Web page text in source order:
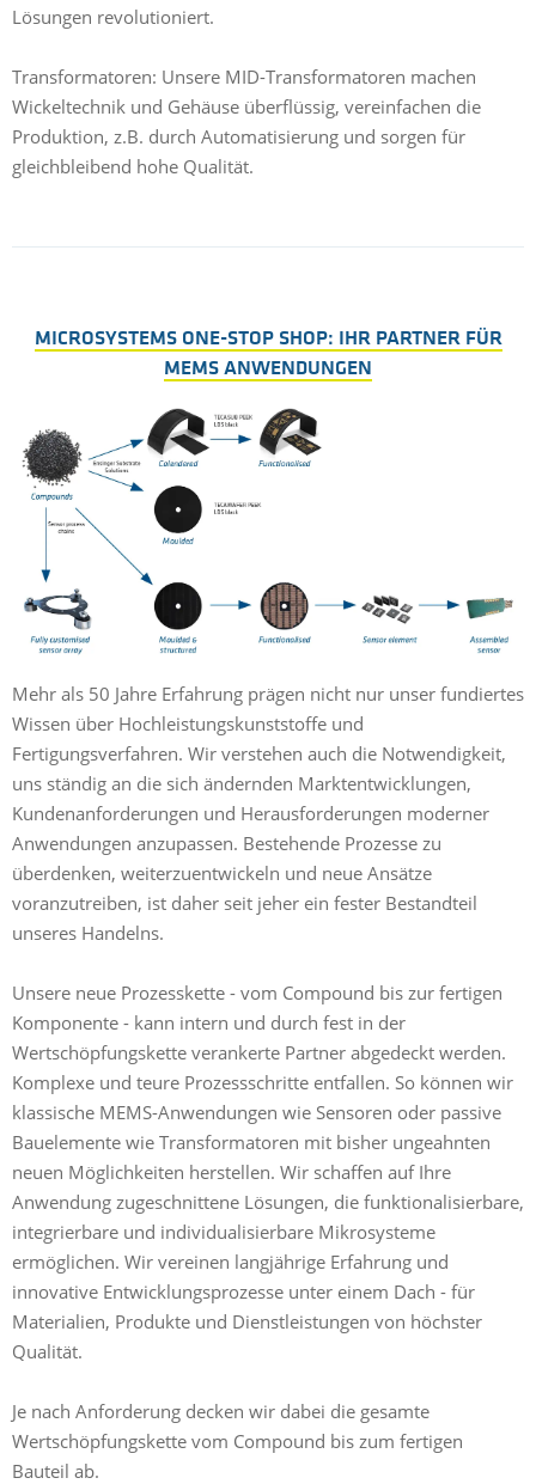
Lösungen revolutioniert.
Transformatoren: Unsere MID-Transformatoren machen
Wickeltechnik und Gehäuse überflüssig, vereinfachen die
Produktion, z.B. durch Automatisierung und sorgen für
gleichbleibend hohe Qualität.
MICROSYSTEMS ONE-STOP SHOP: IHR PARTNER FÜR
MEMS ANWENDUNGEN
Mehr als 50 Jahre Erfahrung prägen nicht nur unser fundiertes
Wissen über Hochleistungskunststoffe und
Fertigungsverfahren. Wir verstehen auch die Notwendigkeit,
uns ständig an die sich ändernden Marktentwicklungen,
Kundenanforderungen und Herausforderungen moderner
Anwendungen anzupassen. Bestehende Prozesse zu
überdenken, weiterzuentwickeln und neue Ansätze
voranzutreiben, ist daher seit jeher ein fester Bestandteil
unseres Handelns.
Unsere neue Prozesskette - vom Compound bis zur fertigen
Komponente - kann intern und durch fest in der
Wertschöpfungskette verankerte Partner abgedeckt werden.
Komplexe und teure Prozessschritte entfallen. So können wir
klassische MEMS-Anwendungen wie Sensoren oder passive
Bauelemente wie Transformatoren mit bisher ungeahnten
neuen Möglichkeiten herstellen. Wir schaffen auf Ihre
Anwendung zugeschnittene Lösungen, die funktionalisierbare,
integrierbare und individualisierbare Mikrosysteme
ermöglichen. Wir vereinen langjährige Erfahrung und
innovative Entwicklungsprozesse unter einem Dach - für
Materialien, Produkte und Dienstleistungen von höchster
Qualität.
Je nach Anforderung decken wir dabei die gesamte
Wertschöpfungskette vom Compound bis zum fertigen
Bauteil ab.